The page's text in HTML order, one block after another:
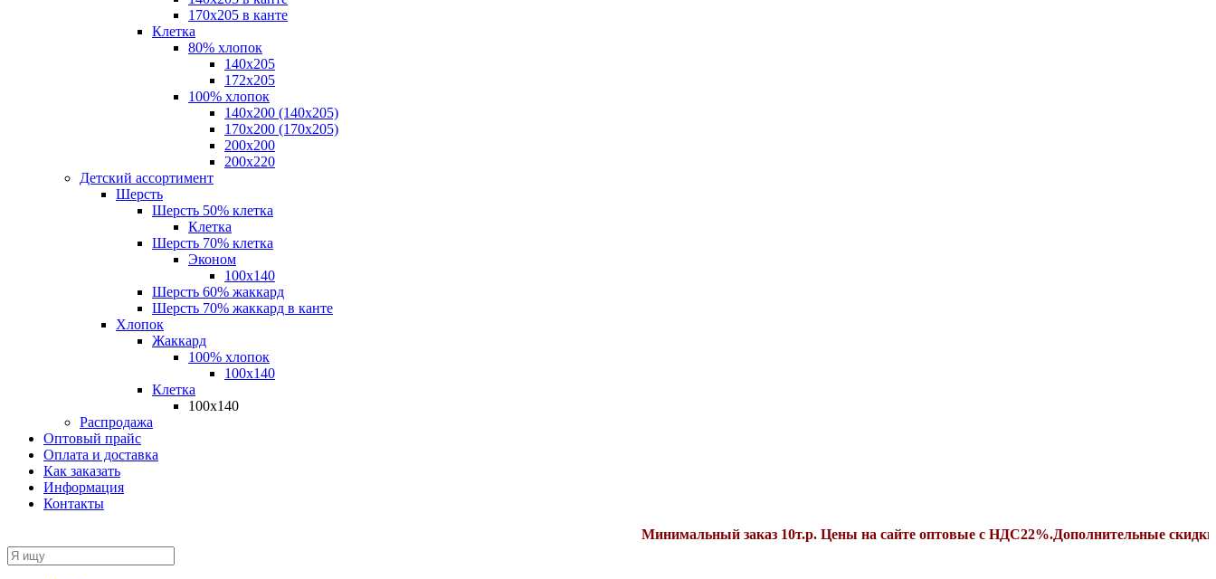
170х205 в канте
Клетка
80% хлопок
140x205
172х205
100% хлопок
140x200 (140х205)
170x200 (170х205)
200х200
200х220
Детский ассортимент
Шерсть
Шерсть 50% клетка
Клетка
Шерсть 70% клетка
Эконом
100x140
Шерсть 60% жаккард
Шерсть 70% жаккард в канте
Хлопок
Жаккард
100% хлопок
100x140
Клетка
100х140
Распродажа
Оптовый прайс
Оплата и доставка
Как заказать
Информация
Контакты
Минимальный заказ 10т.р. Цены на сайте оптовые с НДС22%.Дополнительные скидки от